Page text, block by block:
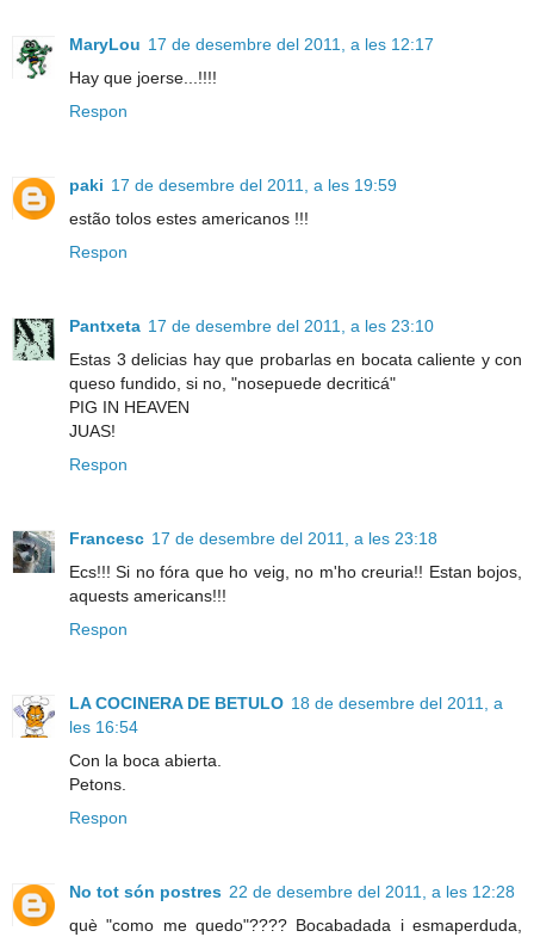
MaryLou 17 de desembre del 2011, a les 12:17
Hay que joerse...!!!!
Respon
paki 17 de desembre del 2011, a les 19:59
estão tolos estes americanos !!!
Respon
Pantxeta 17 de desembre del 2011, a les 23:10
Estas 3 delicias hay que probarlas en bocata caliente y con
queso fundido, si no, "nosepuede decriticá"
PIG IN HEAVEN
JUAS!
Respon
Francesc 17 de desembre del 2011, a les 23:18
Ecs!!! Si no fóra que ho veig, no m'ho creuria!! Estan bojos,
aquests americans!!!
Respon
LA COCINERA DE BETULO 18 de desembre del 2011, a
les 16:54
Con la boca abierta.
Petons.
Respon
No tot són postres 22 de desembre del 2011, a les 12:28
què "como me quedo"???? Bocabadada i esmaperduda,